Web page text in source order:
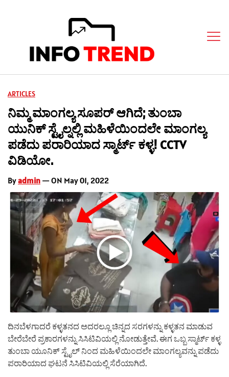
ARTICLES
ನಿಮ್ಮ ಮಾಂಗಲ್ಯ ಸೂಪರ್ ಆಗಿದೆ; ತುಂಬಾ
ಯುನಿಕ್ ಸ್ಟೈಲ್ನಲ್ಲಿ ಮಹಿಳೆಯಿಂದಲೇ ಮಾಂಗಲ್ಯ
ಪಡೆದು ಪರಾರಿಯಾದ ಸ್ಮಾರ್ಟ್ ಕಳ್ಳ! CCTV
ವಿಡಿಯೋ.
Byadmin — ON May 01, 2022
ದಿನಬೆಳಗಾದರೆ ಕಳ್ಳತನದ ಅದರಲ್ಲೂ ಚಿನ್ನದ ಸರಗಳನ್ನು ಕಳ್ಳತನ ಮಾಡುವ
ಬೇರೆಬೇರೆ ಪ್ರಕಾರಗಳನ್ನು ಸಿಸಿಟಿವಿಯಲ್ಲಿ ನೋಡುತ್ತೇವೆ. ಈಗ ಒಬ್ಬ ಸ್ಮಾರ್ಟ್ ಕಳ್ಳ
ತುಂಬಾ ಯೂನಿಕ್ ಸ್ಟೈಲ್ ನಿಂದ ಮಹಿಳೆಯಿಂದಲೇ ಮಾಂಗಲ್ಯವನ್ನು ಪಡೆದು
ಪರಾರಿಯಾದ ಘಟನೆ ಸಿಸಿಟಿವಿಯಲ್ಲಿ ಸೆರೆಯಾಗಿದೆ.